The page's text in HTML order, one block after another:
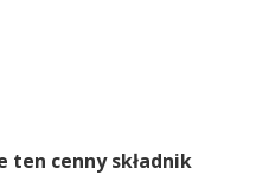
ten cenny składnik